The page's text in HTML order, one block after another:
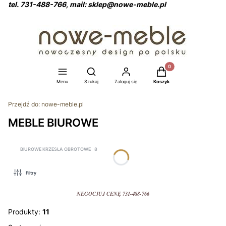
tel. 731-488-766, mail: sklep@nowe-meble.pl
Menu
Otwórz wyszukiwarkę
Szukaj Zaloguj się
Produkty w koszyku:
Koszyk
Przejdź do: nowe-meble.pl
MEBLE BIUROWE
BIUROWE KRZESŁA OBROTOWE 8
Filtry
NEGOCJUJ CENĘ 731-488-766
Produkty: 11